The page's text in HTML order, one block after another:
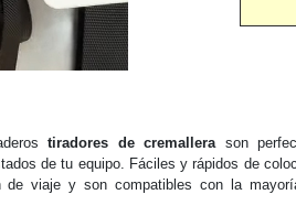
tiradores de cremallerason
de tu equipo. Fáciles y rápidos de
de viaje y son compatibles con la